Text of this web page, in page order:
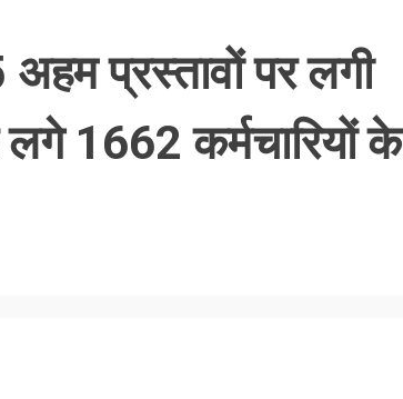
प्रस्तावों पर लगी
लगे 1662 कर्मचारियों के